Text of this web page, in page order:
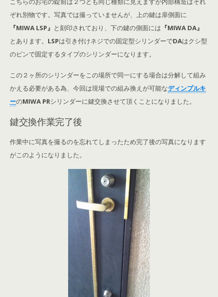
ぞれ別物です。写真では撮っていませんが、上の鍵は扉側面に
『MIWA LSP』 と刻印されており、下の鍵の側面には 『MIWA DA』
とあります。 LSPは引き付けネジでの固定型シリンダーでDAはクシ型
のピンで固定するタイプのシリンダーになります。
この２ヶ所のシリンダーをこの場所で同一にする場合は分解して組み
かえる必要がある為、今回は現場での組み換えが可能なディンプルキ
ーのMIWA PRシリンダーに鍵交換させて頂くことになりました。
鍵交換作業完了後
作業中に写真を撮るのを忘れてしまったため完了後の写真になります
がこのようになりました。